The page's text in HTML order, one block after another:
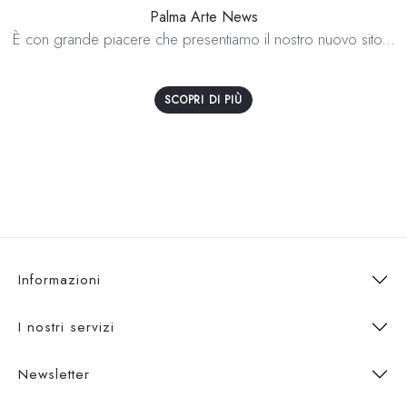
Palma Arte News
È con grande piacere che presentiamo il nostro nuovo sito...
SCOPRI DI PIÙ
Informazioni
I nostri servizi
Newsletter